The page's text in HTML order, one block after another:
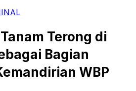
Terong di
Bagian
WBP